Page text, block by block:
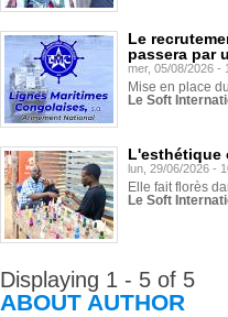
Le
passera par
mer, 05/08/2026 -
Mise en place
Le Soft
L'esthétique
lun, 29/06/2026 -
Elle fait florès
Le Soft
Displaying 1 - 5 of 5
ABOUT AUTHOR